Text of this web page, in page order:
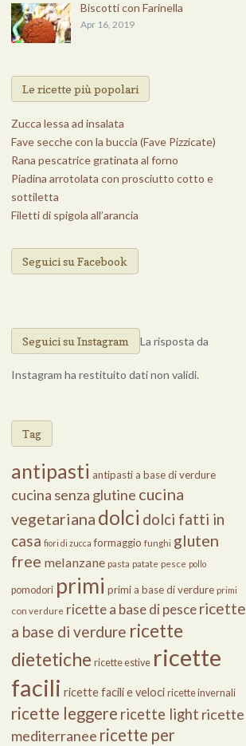
Biscotti con Farinella
Apr 16, 2019
Le ricette più popolari
Zucca lessa ad insalata
Fave secche con la buccia (Fave Pizzicate)
Rana pescatrice gratinata al forno
Piadina arrotolata con prosciutto cotto e
sottiletta
Filetti di spigola all’arancia
Seguici su Facebook
Seguici su Instagram La risposta da
Instagram ha restituito dati non validi.
Tag
antipasti antipasti a base di verdure
cucina senza glutine cucina
vegetariana dolci dolci fatti in
casa fiori di zucca formaggio funghi gluten
free melanzane pasta patate pesce pollo
pomodori primi primi a base di verdure primi
con verdure ricette a base di pescericette
a base di verdure ricette
dietetiche ricette estive ricette
facili ricette facili e veloci ricette invernali
ricette leggere ricette light ricette
mediterranee ricette per